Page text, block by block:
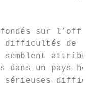
sur l’offre
difficultés de
semblent
dans un pays
sérieuses